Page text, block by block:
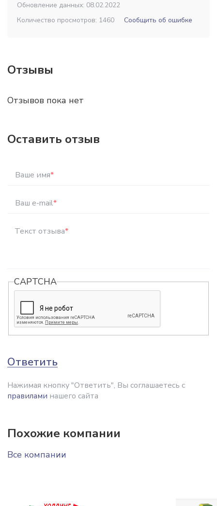
Обновление данных: 08.02.2022
Количество просмотров: 1460
Сообщить об ошибке
Отзывы
Отзывов пока нет
Оставить отзыв
Ваше имя*
Ваш e-mail*
Текст отзыва*
CAPTCHA
Ответить
Нажимая кнопку "Ответить", Вы соглашаетесь с
правилами нашего сайта
Похожие компании
Все компании